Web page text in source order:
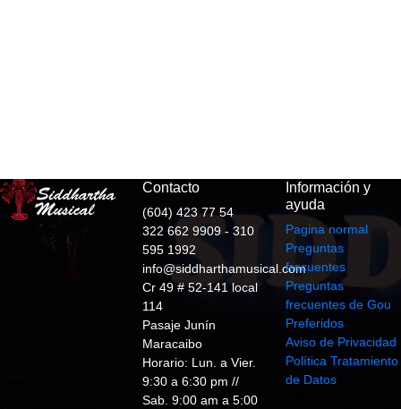
Contacto
(604) 423 77 54
322 662 9909 - 310
595 1992
info@siddharthamusical.com
Cr 49 # 52-141 local
114
Pasaje Junín
Maracaibo
Horario: Lun. a Vier.
9:30 a 6:30 pm //
Sab. 9:00 am a 5:00
Información y
ayuda
Pagina normal
Preguntas
frecuentes
Preguntas
frecuentes de Gou
Preferidos
Aviso de Privacidad
Política Tratamiento
de Datos